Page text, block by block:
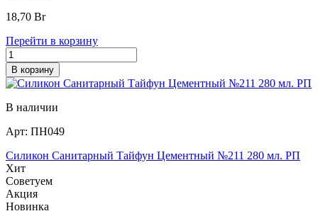
18,70 Br
Перейти в корзину
В корзину
В наличии
Арт: ПН049
Силикон Санитарный Тайфун Цементный №211 280 мл. РП
Хит
Советуем
Акция
Новинка